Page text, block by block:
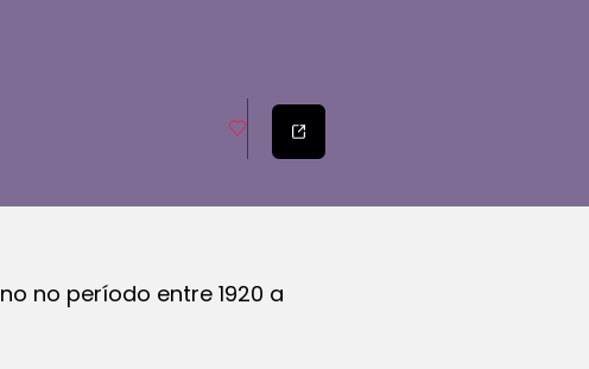
no período entre 1920 a